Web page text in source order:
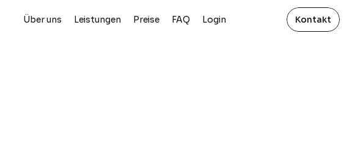
Über uns Leistungen Preise FAQ Login Kontakt